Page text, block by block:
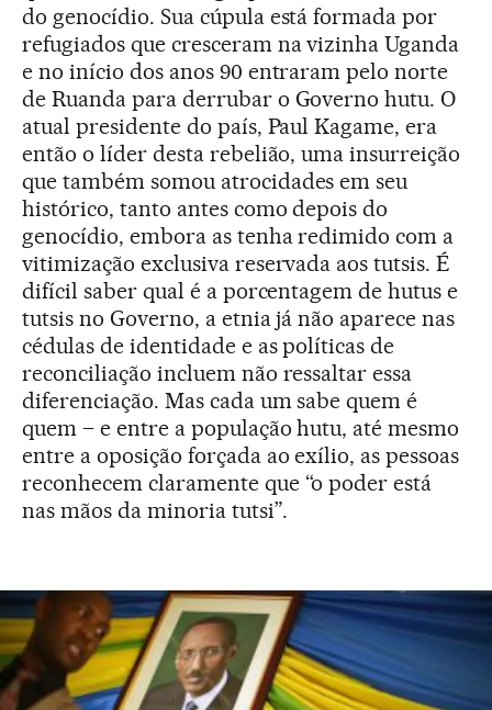
do genocídio. Sua cúpula está formada por
refugiados que cresceram na vizinha Uganda
e no início dos anos 90 entraram pelo norte
de Ruanda para derrubar o Governo hutu. O
atual presidente do país, Paul Kagame, era
então o líder desta rebelião, uma insurreição
que também somou atrocidades em seu
histórico, tanto antes como depois do
genocídio, embora as tenha redimido com a
vitimização exclusiva reservada aos tutsis. É
difícil saber qual é a porcentagem de hutus e
tutsis no Governo, a etnia já não aparece nas
cédulas de identidade e as políticas de
reconciliação incluem não ressaltar essa
diferenciação. Mas cada um sabe quem é
quem – e entre a população hutu, até mesmo
entre a oposição forçada ao exílio, as pessoas
reconhecem claramente que “o poder está
nas mãos da minoria tutsi”.